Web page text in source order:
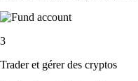
3
Trader et gérer des cryptos